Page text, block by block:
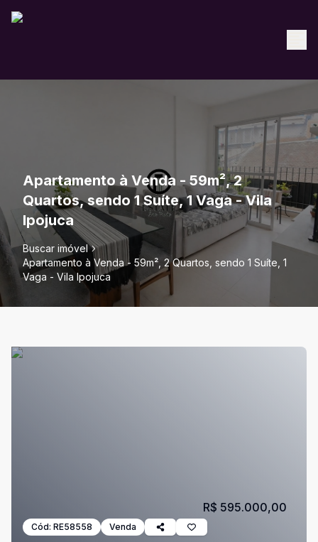
Apartamento à Venda - 59m², 2
Quartos, sendo 1 Suíte, 1 Vaga - Vila
Ipojuca
Buscar imóvel
Apartamento à Venda - 59m², 2 Quartos, sendo 1 Suíte, 1
Vaga - Vila Ipojuca
Cód: RE58558 Venda
R$ 595.000,00